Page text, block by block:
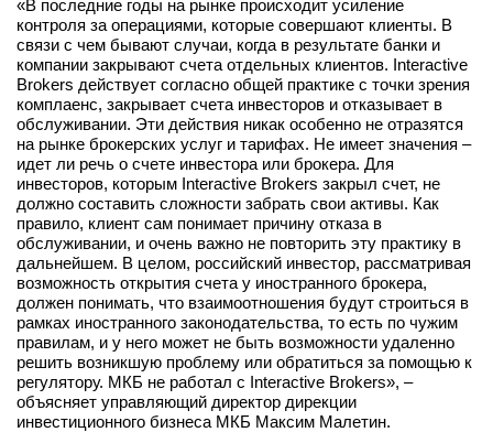
«В последние годы на рынке происходит усиление
контроля за операциями, которые совершают клиенты. В
связи с чем бывают случаи, когда в результате банки и
компании закрывают счета отдельных клиентов. Interactive
Brokers действует согласно общей практике с точки зрения
комплаенс, закрывает счета инвесторов и отказывает в
обслуживании. Эти действия никак особенно не отразятся
на рынке брокерских услуг и тарифах. Не имеет значения –
идет ли речь о счете инвестора или брокера. Для
инвесторов, которым Interactive Brokers закрыл счет, не
должно составить сложности забрать свои активы. Как
правило, клиент сам понимает причину отказа в
обслуживании, и очень важно не повторить эту практику в
дальнейшем. В целом, российский инвестор, рассматривая
возможность открытия счета у иностранного брокера,
должен понимать, что взаимоотношения будут строиться в
рамках иностранного законодательства, то есть по чужим
правилам, и у него может не быть возможности удаленно
решить возникшую проблему или обратиться за помощью к
регулятору. МКБ не работал с Interactive Brokers», –
объясняет управляющий директор дирекции
инвестиционного бизнеса МКБ Максим Малетин.